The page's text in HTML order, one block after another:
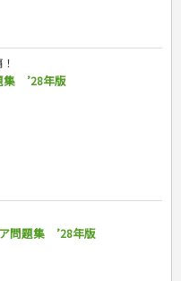
集 ’28年版
問題集 ’28年版